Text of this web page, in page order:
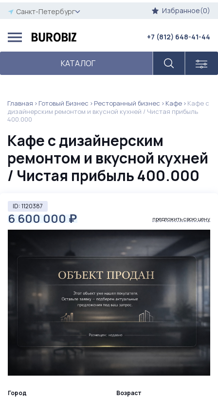
Санкт-Петербург Избранное(0)
КАТАЛОГ
+7 (812) 648-41-44
Главная Готовый Бизнес Ресторанный бизнес Кафе
Кафе с
дизайнерским ремонтом и вкусной кухней / Чистая прибыль
400.000
Кафе с дизайнерским
ремонтом и вкусной кухней
/ Чистая прибыль 400.000
ID: 1120387
6 600 000 ₽ предложить свою цену
Город Возраст